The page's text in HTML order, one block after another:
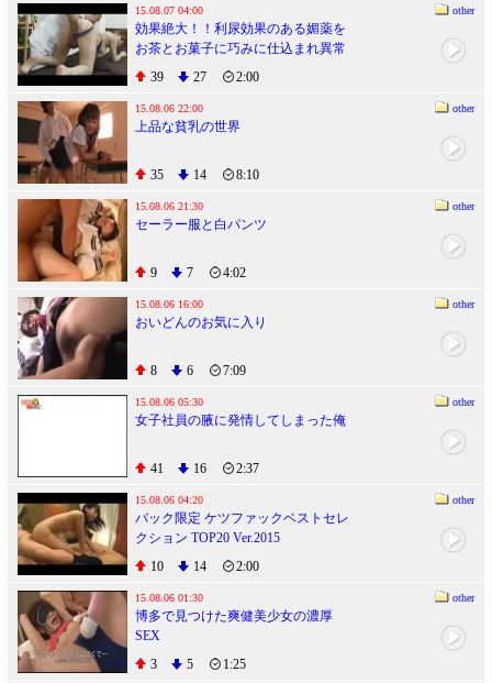
15.08.07 04:00 other
効果絶大！！利尿効果のある媚薬を
お茶とお菓子に巧みに仕込まれ異常
にもよおす尿意に、我慢出来ずに放
射状おもらしの大醜態っ！！美人モ
デル豹変のアクメ失禁オイルマッサ
ージ 2
39 27 2:00
15.08.06 22:00 other
上品な貧乳の世界
35 14 8:10
15.08.06 21:30 other
セーラー服と白パンツ
9 7 4:02
15.08.06 16:00 other
おいどんのお気に入り
8 6 7:09
15.08.06 05:30 other
女子社員の腋に発情してしまった俺
41 16 2:37
15.08.06 04:20 other
バック限定 ケツファックベストセレ
クション TOP20 Ver.2015
10
14 2:00
15.08.06 01:30 other
博多で見つけた爽健美少女の濃厚
SEX
3
5 1:25